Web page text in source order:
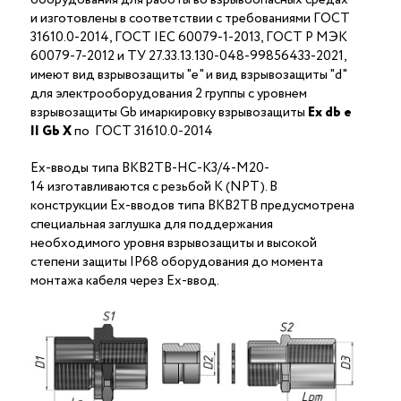
и изготовлены в соответствии с требованиями ГОСТ
31610.0-2014, ГОСТ IEC 60079-1-2013, ГОСТ Р МЭК
60079-7-2012 и ТУ 27.33.13.130-048-99856433-2021,
имеют вид взрывозащиты "е" и вид взрывозащиты "d"
для электрооборудования 2 группы с уровнем
взрывозащиты Gb имаркировку взрывозащиты Ехdb е
II Gb Xпо ГОСТ 31610.0-2014
Ex-вводы типа ВКВ2ТВ-НС-К3/4-М20-
14 изготавливаются с резьбой K (NPT). В
конструкции Ex-вводов типа ВКВ2ТВ предусмотрена
специальная заглушка для поддержания
необходимого уровня взрывозащиты и высокой
степени защиты IP68 оборудования до момента
монтажа кабеля через Ex-ввод.